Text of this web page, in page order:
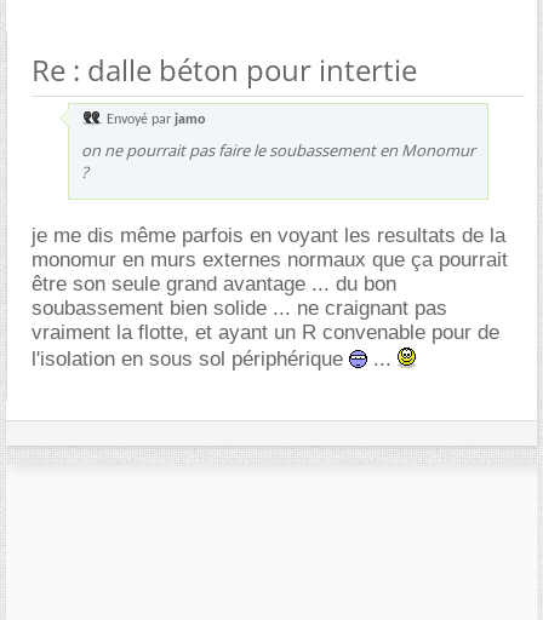
Re : dalle béton pour intertie
Envoyé par jamo
on ne pourrait pas faire le soubassement en Monomur
?
je me dis même parfois en voyant les resultats de la
monomur en murs externes normaux que ça pourrait
être son seule grand avantage ... du bon
soubassement bien solide ... ne craignant pas
vraiment la flotte, et ayant un R convenable pour de
l'isolation en sous sol périphérique
...